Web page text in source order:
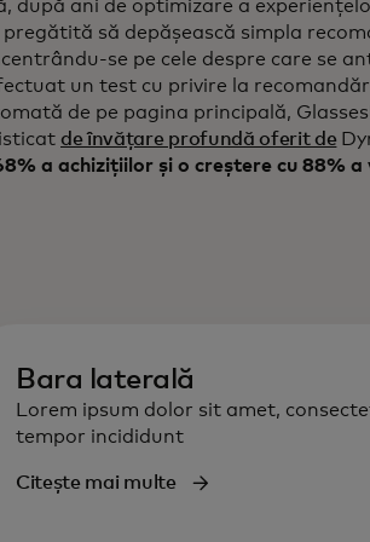
după ani de optimizare a
pregătită să depășească simpla
se pe cele despre care se
un test cu privire la
de pe pagina principală,
de învățare profundă oferit de
a achizițiilor și o creștere cu 88%
Bara laterală
Lorem ipsum dolor sit amet,
tempor incididunt
Citește mai multe